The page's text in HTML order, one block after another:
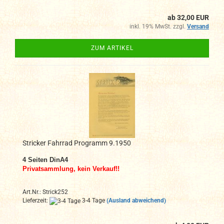
ab 32,00 EUR
inkl. 19% MwSt. zzgl. Versand
ZUM ARTIKEL
Stricker Fahrrad Programm 9.1950
4 Seiten DinA4
Privatsammlung, kein Verkauf!!
Art.Nr.: Strick252
Lieferzeit:
3-4 Tage (Ausland abweichend)